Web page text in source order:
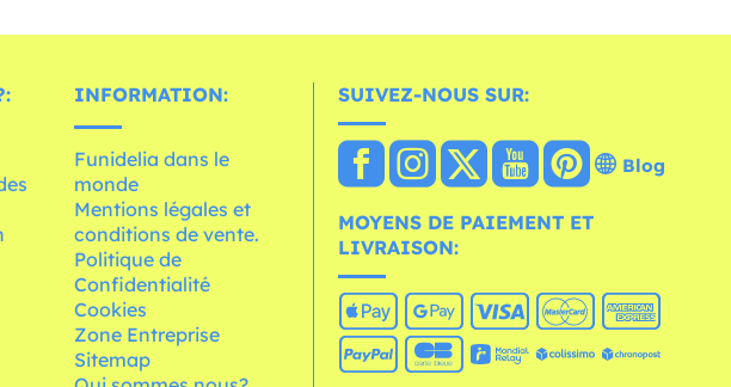
INFORMATION:
Funidelia dans le
monde
Mentions légales et
conditions de vente.
Politique de
Confidentialité
Cookies
Zone Entreprise
Sitemap
SUIVEZ-NOUS SUR:
Blog
MOYENS DE PAIEMENT ET
LIVRAISON: